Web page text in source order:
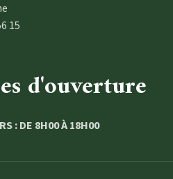
15
d'ouverture
: DE 8H00 À 18H00